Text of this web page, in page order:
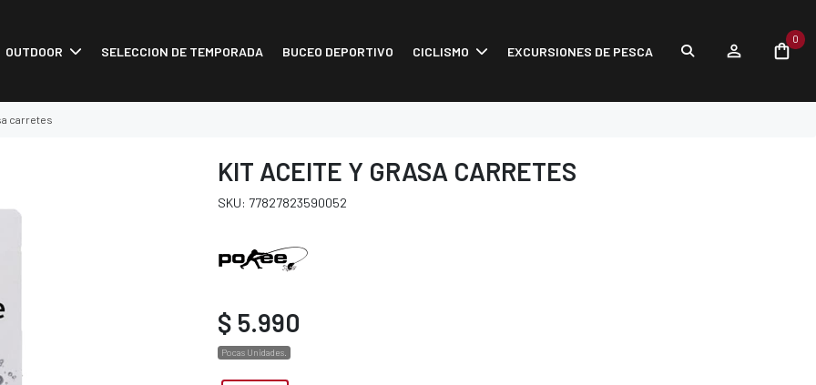
OUTDOOR SELECCION DE TEMPORADA BUCEO DEPORTIVO CICLISMO EXCURSIONES DE PESCA
0
carretes
KIT ACEITE Y GRASA CARRETES
SKU: 77827823590052
$ 5.990
Pocas Unidades.